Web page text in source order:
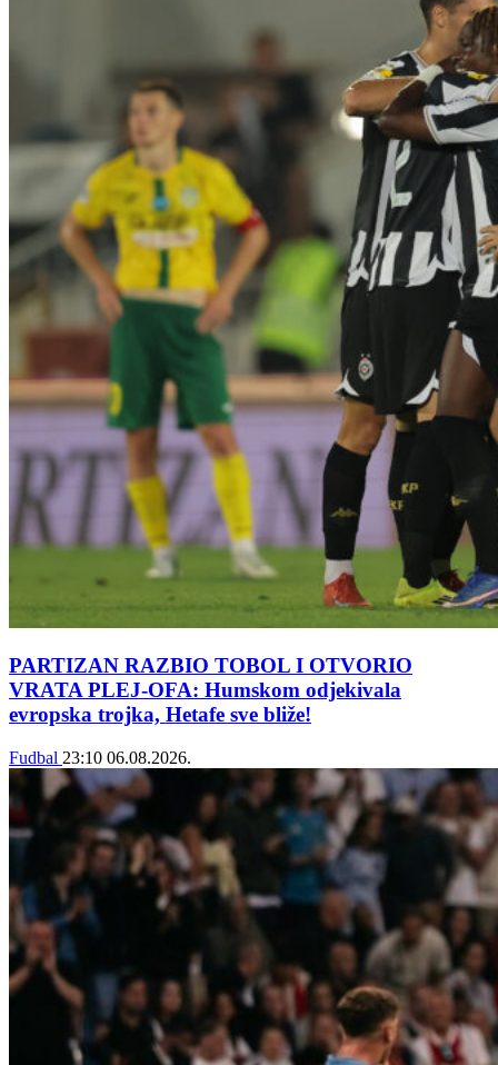
PARTIZAN RAZBIO TOBOL I OTVORIO
VRATA PLEJ-OFA: Humskom odjekivala
evropska trojka, Hetafe sve bliže!
Fudbal 23:10 06.08.2026.